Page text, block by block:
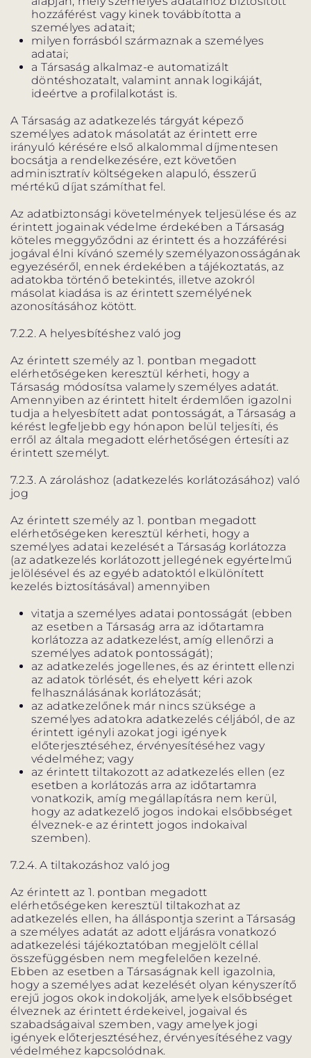
hozzáférést vagy kinek továbbította a
személyes adatait;
milyen forrásból származnak a személyes
adatai;
a Társaság alkalmaz-e automatizált
döntéshozatalt, valamint annak logikáját,
ideértve a profilalkotást is.
A Társaság az adatkezelés tárgyát képező
személyes adatok másolatát az érintett erre
irányuló kérésére első alkalommal díjmentesen
bocsátja a rendelkezésére, ezt követően
adminisztratív költségeken alapuló, ésszerű
mértékű díjat számíthat fel.
Az adatbiztonsági követelmények teljesülése és az
érintett jogainak védelme érdekében a Társaság
köteles meggyőződni az érintett és a hozzáférési
jogával élni kívánó személy személyazonosságának
egyezéséről, ennek érdekében a tájékoztatás, az
adatokba történő betekintés, illetve azokról
másolat kiadása is az érintett személyének
azonosításához kötött.
7.2.2. A helyesbítéshez való jog
Az érintett személy az 1. pontban megadott
elérhetőségeken keresztül kérheti, hogy a
Társaság módosítsa valamely személyes adatát.
Amennyiben az érintett hitelt érdemlően igazolni
tudja a helyesbített adat pontosságát, a Társaság a
kérést legfeljebb egy hónapon belül teljesíti, és
erről az általa megadott elérhetőségen értesíti az
érintett személyt.
7.2.3. A zároláshoz (adatkezelés korlátozásához) való
jog
Az érintett személy az 1. pontban megadott
elérhetőségeken keresztül kérheti, hogy a
személyes adatai kezelését a Társaság korlátozza
(az adatkezelés korlátozott jellegének egyértelmű
jelölésével és az egyéb adatoktól elkülönített
kezelés biztosításával) amennyiben
vitatja a személyes adatai pontosságát (ebben
az esetben a Társaság arra az időtartamra
korlátozza az adatkezelést, amíg ellenőrzi a
személyes adatok pontosságát);
az adatkezelés jogellenes, és az érintett ellenzi
az adatok törlését, és ehelyett kéri azok
felhasználásának korlátozását;
az adatkezelőnek már nincs szüksége a
személyes adatokra adatkezelés céljából, de az
érintett igényli azokat jogi igények
előterjesztéséhez, érvényesítéséhez vagy
védelméhez; vagy
az érintett tiltakozott az adatkezelés ellen (ez
esetben a korlátozás arra az időtartamra
vonatkozik, amíg megállapításra nem kerül,
hogy az adatkezelő jogos indokai elsőbbséget
élveznek-e az érintett jogos indokaival
szemben).
7.2.4. A tiltakozáshoz való jog
Az érintett az 1. pontban megadott
elérhetőségeken keresztül tiltakozhat az
adatkezelés ellen, ha álláspontja szerint a Társaság
a személyes adatát az adott eljárásra vonatkozó
adatkezelési tájékoztatóban megjelölt céllal
összefüggésben nem megfelelően kezelné.
Ebben az esetben a Társaságnak kell igazolnia,
hogy a személyes adat kezelését olyan kényszerítő
erejű jogos okok indokolják, amelyek elsőbbséget
élveznek az érintett érdekeivel, jogaival és
szabadságaival szemben, vagy amelyek jogi
igények előterjesztéséhez, érvényesítéséhez vagy
védelméhez kapcsolódnak.